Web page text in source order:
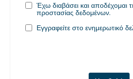
Έχω διαβάσει και αποδέχομαι
προστασίας δεδομένων.
Εγγραφείτε στο ενημερωτικό